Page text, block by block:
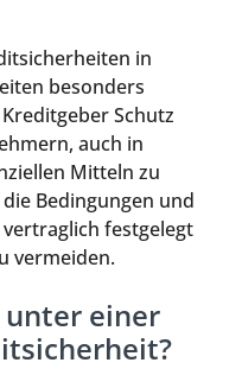
in
besonders
Schutz
auch in
Mitteln zu
Bedingungen und
festgelegt
vermeiden.
einer